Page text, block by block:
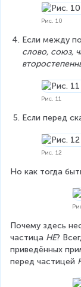
Рис. 10
Если между
слово, союз,
Рис. 11
Если перед
Рис. 12
Но как тогда
Почему здесь
частица НЕ?
приведённых
перед частицей